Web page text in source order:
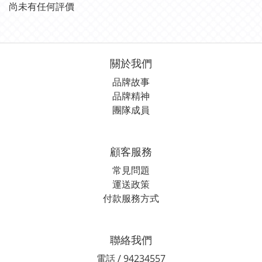
尚未有任何評價
關於我們
品牌故事
品牌精神
團隊成員
顧客服務
常見問題
運送政策
付款服務方式
聯絡我們
電話 / 94234557